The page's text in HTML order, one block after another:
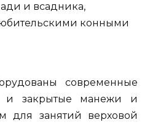
и всадника,
конными
современные
и закрытые манежи и
для занятий верховой